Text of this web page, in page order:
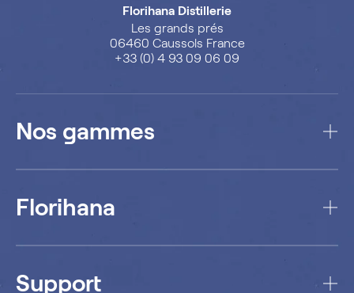
Florihana Distillerie
Les grands prés
06460 Caussols France
+33 (0) 4 93 09 06 09
Nos gammes
Florihana
Support